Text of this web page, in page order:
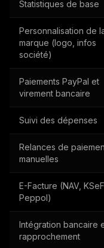
Statistiques de base
Personnalisation de
marque (logo, infos
société)
Paiements PayPal et
virement bancaire
Suivi des dépenses
Relances de
manuelles
E-Facture (NAV, KSeF,
Peppol)
Intégration bancaire
rapprochement